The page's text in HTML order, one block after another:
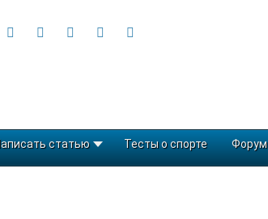
статью Тесты о спорте Форум